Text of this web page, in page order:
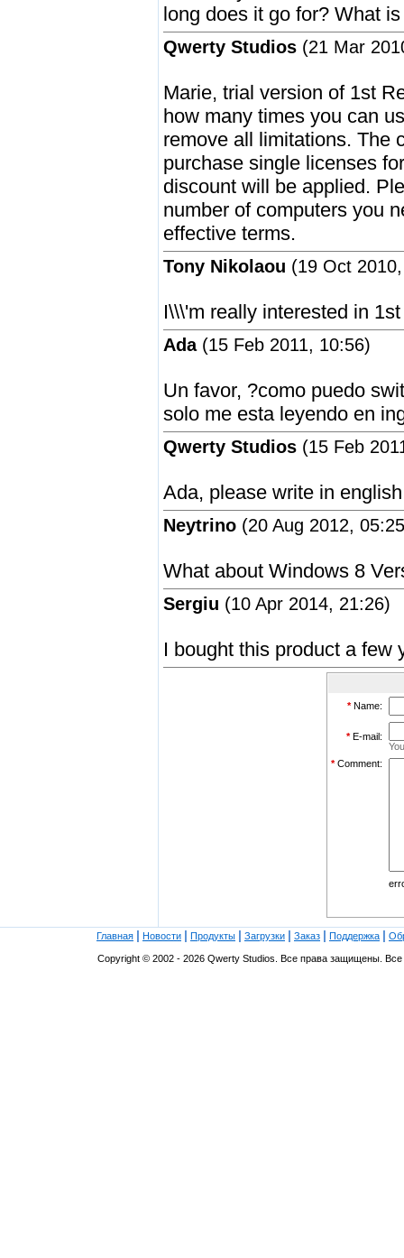
long does it go for? What
Qwerty Studios (21 Mar
Marie, trial version of 1st
how many times you can
remove all limitations. The
purchase single licenses
discount will be applied.
number of computers you
effective terms.
Tony Nikolaou (19 Oct
I\\\'m really interested in
Ada(15 Feb 2011, 10:56)
Un favor, ?como puedo
solo me esta leyendo en
Qwerty Studios (15 Feb
Ada, please write in
Neytrino (20 Aug 2012,
What about Windows 8
Sergiu (10 Apr 2014, 21:26)
I bought this product a few
*Name:
*E-mail:
*Comment:
Главная | Новости | Продукты | Загрузки | Заказ | Поддержка |
Copyright © 2002 - 2026 Qwerty Studios. Все права защищены.